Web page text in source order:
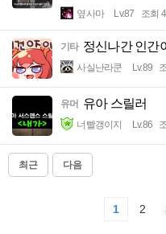
옆사마 Lv.87 조회
기타 정신나간 인간
사실난라쿤 Lv.89
유머 유아 스릴러
너빨갱이지 Lv.86
최근 다음
1 2